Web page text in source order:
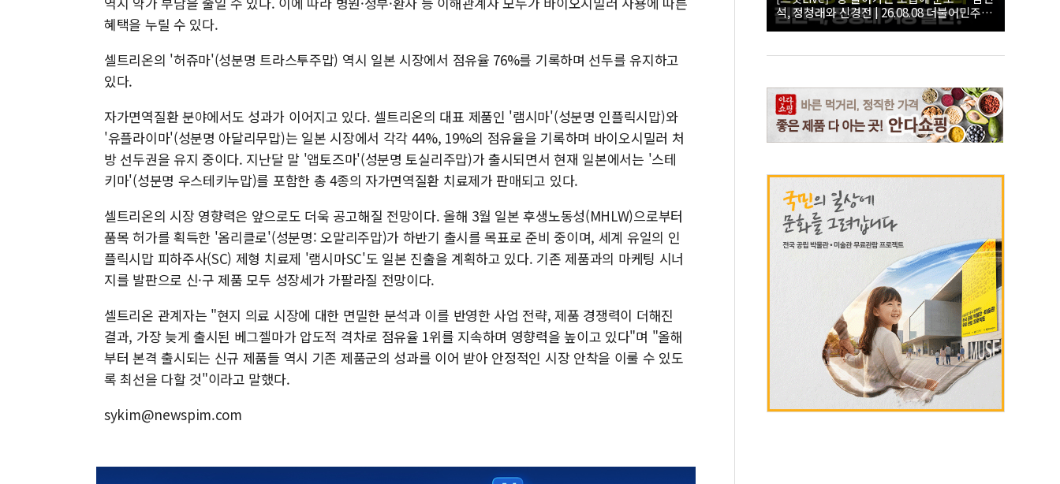
혜택을 누릴 수 있다.
셀트리온의 '허쥬마'(성분명 트라스투주맙) 역시 일본 시장에서 점유율 76%를 기록하며 선두를 유지하고
있다.
자가면역질환 분야에서도 성과가 이어지고 있다. 셀트리온의 대표 제품인 '램시마'(성분명 인플릭시맙)와
'유플라이마'(성분명 아달리무맙)는 일본 시장에서 각각 44%, 19%의 점유율을 기록하며 바이오시밀러 처
방 선두권을 유지 중이다. 지난달 말 '앱토즈마'(성분명 토실리주맙)가 출시되면서 현재 일본에서는 '스테
키마'(성분명 우스테키누맙)를 포함한 총 4종의 자가면역질환 치료제가 판매되고 있다.
셀트리온의 시장 영향력은 앞으로도 더욱 공고해질 전망이다. 올해 3월 일본 후생노동성(MHLW)으로부터
품목 허가를 획득한 '옴리클로'(성분명: 오말리주맙)가 하반기 출시를 목표로 준비 중이며, 세계 유일의 인
플릭시맙 피하주사(SC) 제형 치료제 '램시마SC'도 일본 진출을 계획하고 있다. 기존 제품과의 마케팅 시너
지를 발판으로 신·구 제품 모두 성장세가 가팔라질 전망이다.
셀트리온 관계자는 "현지 의료 시장에 대한 면밀한 분석과 이를 반영한 사업 전략, 제품 경쟁력이 더해진
결과, 가장 늦게 출시된 베그젤마가 압도적 격차로 점유율 1위를 지속하며 영향력을 높이고 있다"며 "올해
부터 본격 출시되는 신규 제품들 역시 기존 제품군의 성과를 이어 받아 안정적인 시장 안착을 이룰 수 있도
록 최선을 다할 것"이라고 말했다.
sykim@newspim.com
석, 정청래와 신경전 | 26.08.08 더불어민주당
당대표·최고위원 후보 제주 합동연설회